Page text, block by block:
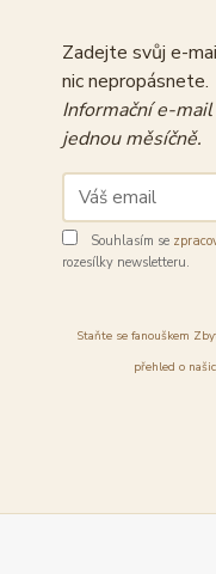
Zadejte svůj e-
nic nepropásnete.
Informační e-
jednou měsíčně.
Souhlasím se
rozesílky newsletteru.
Staňte se fanouškem
přehled o